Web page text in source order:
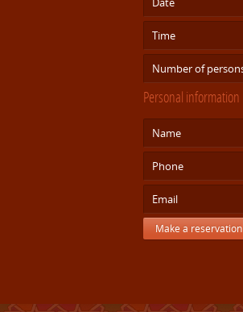
Personal information
Make a reservation